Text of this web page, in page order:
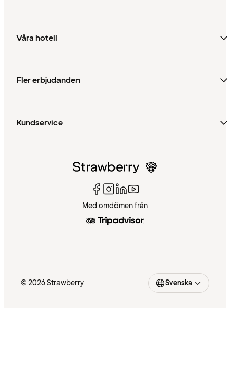
Våra hotell
Fler erbjudanden
Kundservice
Med omdömen från
© 2026 Strawberry Svenska